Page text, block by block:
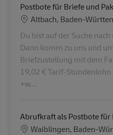
Postbote für Briefe und
Locatie
Altbach, Baden-
Du bist auf der Suche
Dann komm zu uns und
Briefzustellung mit dem
19,02 € Tarif-
+w...
Abrufkraft als Postbote
Locatie
Waiblingen, Baden-